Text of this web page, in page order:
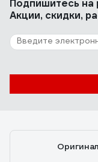
Подпишитесь на
Акции, скидки,